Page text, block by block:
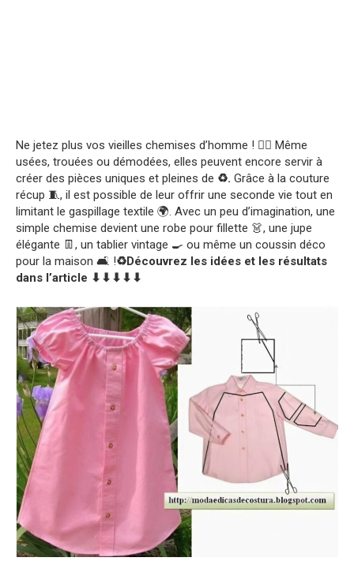
Ne jetez plus vos vieilles chemises d’homme ! 🙅‍♀️ Même
usées, trouées ou démodées, elles peuvent encore servir à
créer des pièces uniques et pleines de ♻️. Grâce à la couture
récup 🧵, il est possible de leur offrir une seconde vie tout en
limitant le gaspillage textile 🌍. Avec un peu d’imagination, une
simple chemise devient une robe pour fillette 👗, une jupe
élégante 👖, un tablier vintage 🍳 ou même un coussin déco
pour la maison 🛋️ !♻️Découvrez les idées et les résultats
dans l’article ⬇⬇⬇⬇⬇